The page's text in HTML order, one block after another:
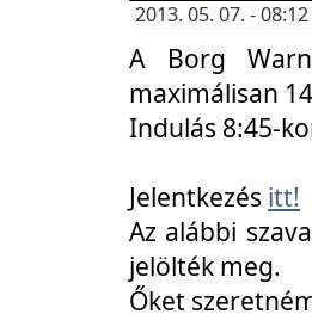
2013. 05. 07. -
A Borg
maximálisan
Indulás 8:45-
Jelentkezés itt!
Az alábbi
jelölték meg.
Őket